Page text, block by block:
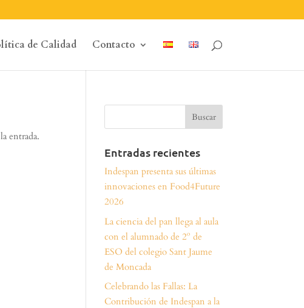
de Calidad Contacto
entrada.
Entradas recientes
Indespan presenta sus últimas
innovaciones en Food4Future
2026
La ciencia del pan llega al aula
con el alumnado de 2º de
ESO del colegio Sant Jaume
de Moncada
Celebrando las Fallas: La
Contribución de Indespan a la